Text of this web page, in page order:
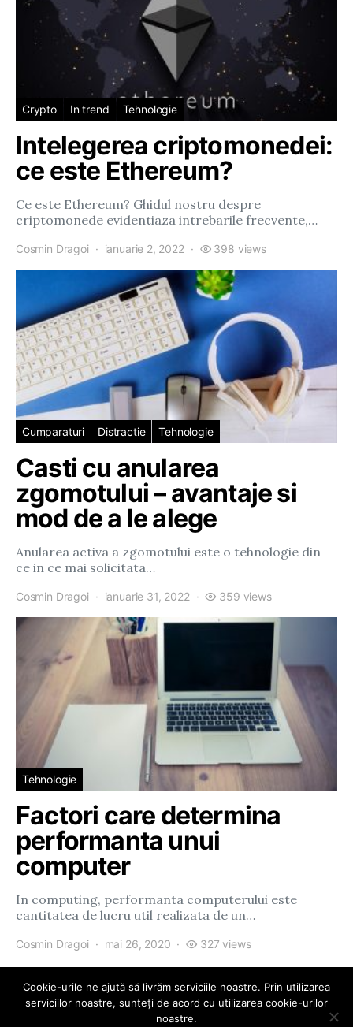
Crypto In trend Tehnologie
Intelegerea criptomonedei:
ce este Ethereum?
Ce este Ethereum? Ghidul nostru despre
criptomonede evidentiaza intrebarile frecvente,…
Cosmin Dragoi ianuarie 2, 2022 398 views
Cumparaturi Distractie Tehnologie
Casti cu anularea
zgomotului – avantaje si
mod de a le alege
Anularea activa a zgomotului este o tehnologie din
ce in ce mai solicitata…
Cosmin Dragoi ianuarie 31, 2022 359 views
Tehnologie
Factori care determina
performanta unui
computer
In computing, performanta computerului este
cantitatea de lucru util realizata de un…
Cosmin Dragoi mai 26, 2020 327 views
Cookie-urile ne ajută să livrăm serviciile noastre. Prin utilizarea
serviciilor noastre, sunteți de acord cu utilizarea cookie-urilor
noastre.